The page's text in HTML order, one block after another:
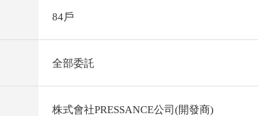
84戶
全部委託
株式會社PRESSANCE公司(開發商)